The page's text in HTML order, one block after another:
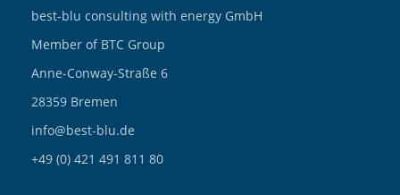
best-blu consulting with energy GmbH
Member of BTC Group
Anne-Conway-Straße 6
28359 Bremen
info@best-blu.de
+49 (0) 421 491 811 80